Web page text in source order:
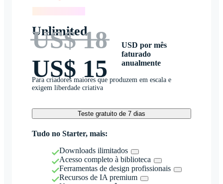
Unlimited
US$ 18
US$ 15
USD por mês
faturado
anualmente
Para criadores maiores que produzem em escala e
exigem liberdade criativa
Teste gratuito de 7 dias
Tudo no Starter, mais:
Downloads ilimitados
Acesso completo à biblioteca
Ferramentas de design profissionais
Recursos de IA premium